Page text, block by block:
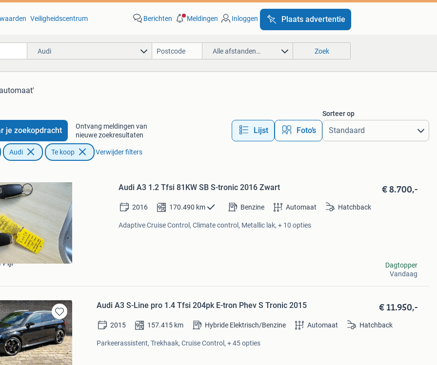
Veiligheidscentrum Berichten Meldingen Inloggen Plaats advertentie
Audi Alle afstanden… Zoek
je zoekopdracht
Ontvang meldingen van
nieuwe zoekresultaten
Lijst Foto’s
Sorteer op
Audi Te koop Verwijder filters
Mijn
Favorieten
Audi A3 1.2 Tfsi 81KW SB S-tronic 2016 Zwart € 8.700,-
2016 170.490 km Benzine Automaat Hatchback
Adaptive Cruise Control, Climate control, Metallic lak, + 10 opties
Pijl
Dagtopper
Vandaag
Bewaren
in
Mijn
Favorieten
Audi A3 S-Line pro 1.4 Tfsi 204pk E-tron Phev S Tronic 2015 € 11.950,-
2015 157.415 km Hybride Elektrisch/Benzine Automaat Hatchback
Parkeerassistent, Trekhaak, Cruise Control, + 45 opties